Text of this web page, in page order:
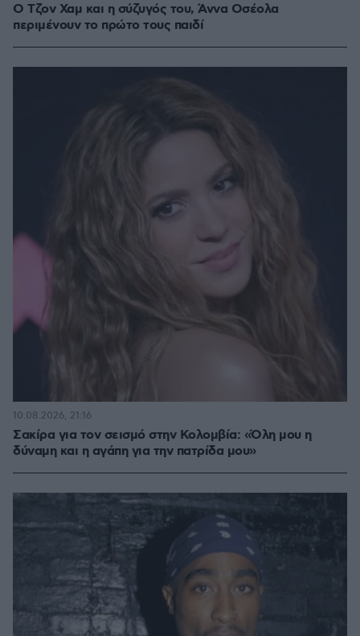
Ο Τζον Χαμ και η σύζυγός του, Άννα Οσέολα
περιμένουν το πρώτο τους παιδί
Σακίρα για τον σεισμό στην Κολομβία: «Όλη μου η
δύναμη και η αγάπη για την πατρίδα μου»
10.08.2026, 21:16